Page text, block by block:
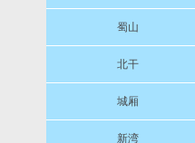
蜀山
北干
城厢
新湾